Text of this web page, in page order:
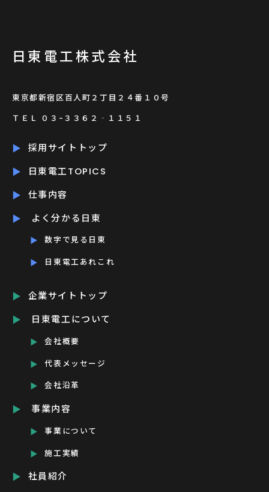
日東電工株式会社
東京都新宿区百人町２丁目２４番１０号
ＴＥＬ ０３-３３６２‐１１５１
採用サイトトップ
日東電工TOPICS
仕事内容
よく分かる日東
数字で見る日東
日東電工あれこれ
企業サイトトップ
日東電工について
会社概要
代表メッセージ
会社沿革
事業内容
事業について
施工実績
社員紹介